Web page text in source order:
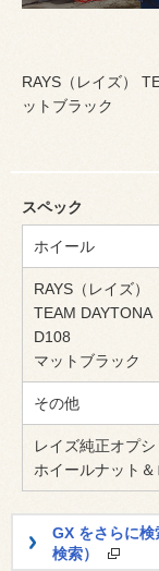
RAYS（レイズ）
ットブラック
スペック
ホイール
RAYS（レイズ）
TEAM DAYTONA
D108
マットブラック
その他
レイズ純正オプシ
ホイールナット＆
GX をさらに
検索）